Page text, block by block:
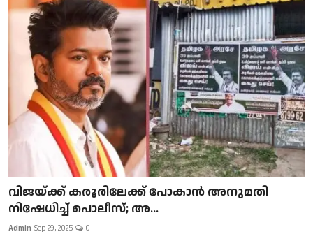
വിജയ്ക്ക് കരൂരിലേക്ക് പോകാൻ അനുമതി
നിഷേധിച്ച് പൊലീസ്; അ...
Admin Sep 29, 2025 0